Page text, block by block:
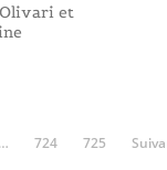
Olivari et
… 724 725